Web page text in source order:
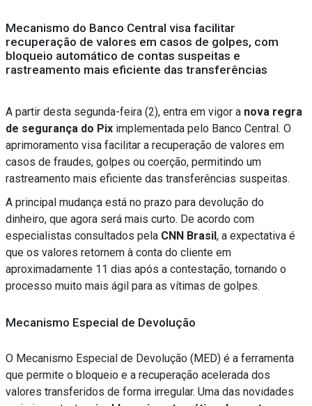
Mecanismo do Banco Central visa facilitar
recuperação de valores em casos de golpes, com
bloqueio automático de contas suspeitas e
rastreamento mais eficiente das transferências
A partir desta segunda-feira (2), entra em vigor a nova regra
de segurança do Piximplementada pelo Banco Central. O
aprimoramento visa facilitar a recuperação de valores em
casos de fraudes, golpes ou coerção, permitindo um
rastreamento mais eficiente das transferências suspeitas.
A principal mudança está no prazo para devolução do
dinheiro, que agora será mais curto. De acordo com
especialistas consultados pela CNN Brasil, a expectativa é
que os valores retornem à conta do cliente em
aproximadamente 11 dias após a contestação, tornando o
processo muito mais ágil para as vítimas de golpes.
Mecanismo Especial de Devolução
O Mecanismo Especial de Devolução (MED) é a ferramenta
que permite o bloqueio e a recuperação acelerada dos
valores transferidos de forma irregular. Uma das novidades